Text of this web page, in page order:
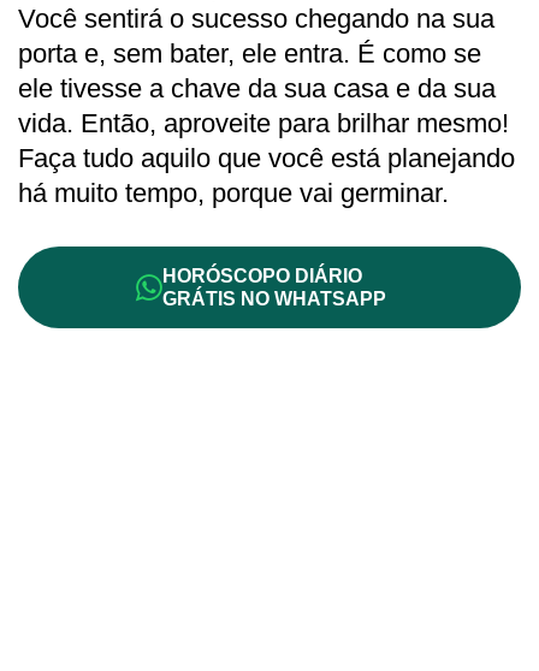
Você sentirá o sucesso chegando na sua
porta e, sem bater, ele entra. É como se
ele tivesse a chave da sua casa e da sua
vida. Então, aproveite para brilhar mesmo!
Faça tudo aquilo que você está planejando
há muito tempo, porque vai germinar.
HORÓSCOPO DIÁRIO
GRÁTIS NO WHATSAPP